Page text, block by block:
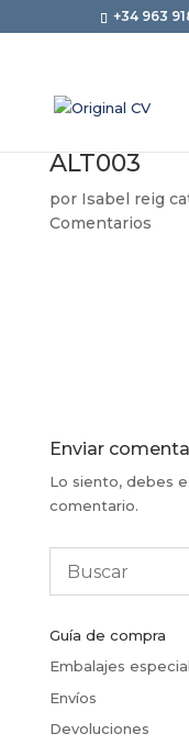
+34 963
ALT003
por Isabel reig
Comentarios
Enviar
Lo siento, debes
comentario.
Guía de compra
Embalajes
Envíos
Devoluciones